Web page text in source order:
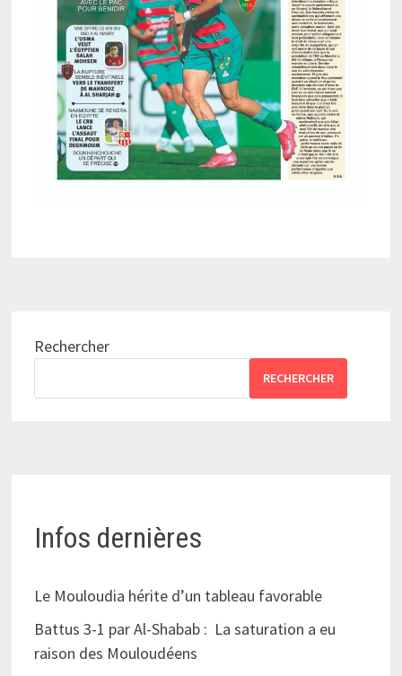
Rechercher
RECHERCHER
Infos dernières
Le Mouloudia hérite d’un tableau favorable
Battus 3-1 par Al-Shabab : La saturation a eu
raison des Mouloudéens